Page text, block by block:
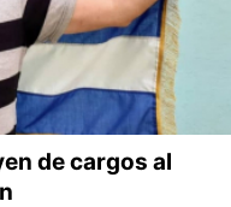
de cargos al